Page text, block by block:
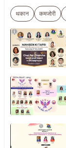
थकान कमजोरी